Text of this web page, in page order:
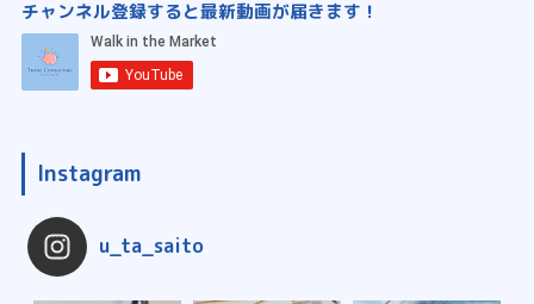
チャンネル登録すると最新動画が届きます！
Instagram
u_ta_saito